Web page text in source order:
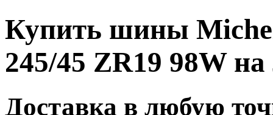
Купить шины
245/45 ZR19 98Wна
Доставка в любую